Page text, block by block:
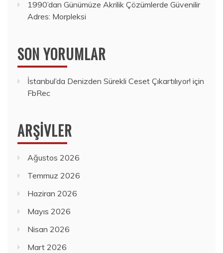
1990’dan Günümüze Akrilik Çözümlerde Güvenilir
Adres: Morpleksi
SON YORUMLAR
İstanbul’da Denizden Sürekli Ceset Çıkartılıyor! için
FbRec
ARŞIVLER
Ağustos 2026
Temmuz 2026
Haziran 2026
Mayıs 2026
Nisan 2026
Mart 2026